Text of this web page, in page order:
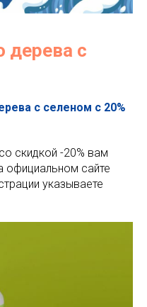
дерева с
с селеном с 20%
скидкой -20% вам
официальном сайте
указываете